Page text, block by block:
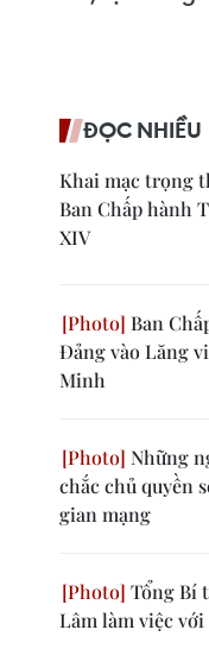
ĐỌC NHIỀU
Khai mạc trọng
Ban Chấp hành
XIV
Ban
Đảng vào Lăng
Minh
Những
chắc chủ quyền
gian mạng
Tổng Bí
Lâm làm việc